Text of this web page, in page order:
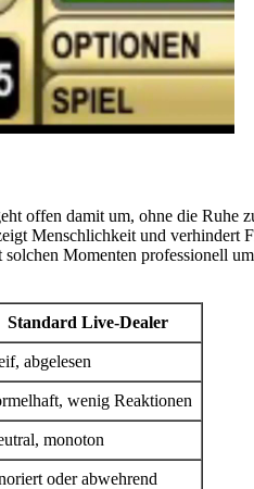
offen damit um, ohne die Ruhe
Menschlichkeit und verhindert
Momenten professionell
Standard Live-Dealer
abgelesen
wenig Reaktionen
monoton
oder abwehrend